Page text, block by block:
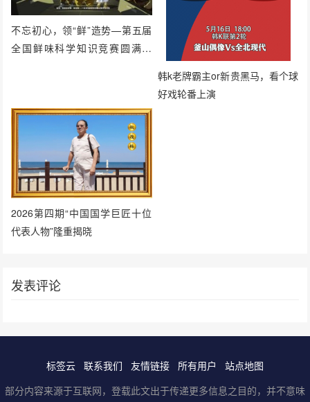
不忘初心，领“鲜”造势—第五届
全国鲜味科学知识竞赛圆满落
韩k老牌霸主or新贵黑马，看个球
好戏轮番上演
2026第四期“中国国学巨匠十位
代表人物”隆重揭晓
发表评论
标签云 联系我们 友情链接 所有用户
站点地图
部分内容来源于互联网，登载此文出于传递更多信息之目的，并不意味